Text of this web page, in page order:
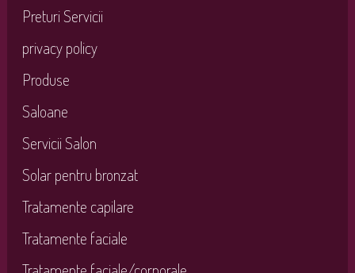
Preturi Servicii
privacy policy
Produse
Saloane
Servicii Salon
Solar pentru bronzat
Tratamente capilare
Tratamente faciale